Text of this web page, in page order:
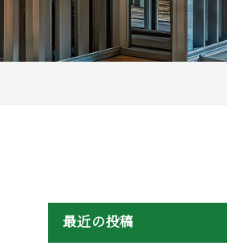
最近の投稿